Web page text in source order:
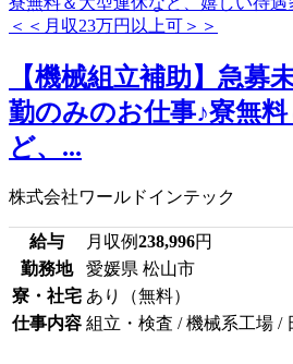
【機械組立補助】急募
勤のみのお仕事♪寮無
ど、...
株式会社ワールドインテック
給与 月収例238,996円
勤務地
愛媛県 松山市
寮・社宅 あり（無料）
仕事内容 組立・検査 / 機械系工場 /